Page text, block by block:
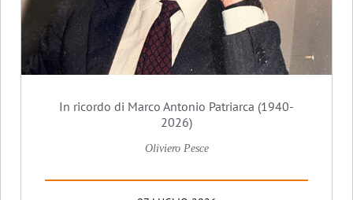
In ricordo di Marco Antonio Patriarca (1940-
2026)
Oliviero Pesce